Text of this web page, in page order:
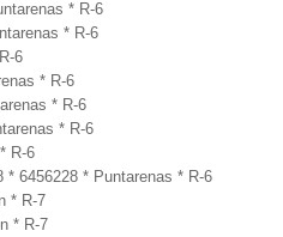
* R-6
* R-6
6
* R-6
* R-6
* R-6
R-6
* 6456228 * Puntarenas * R-6
* R-7
* R-7